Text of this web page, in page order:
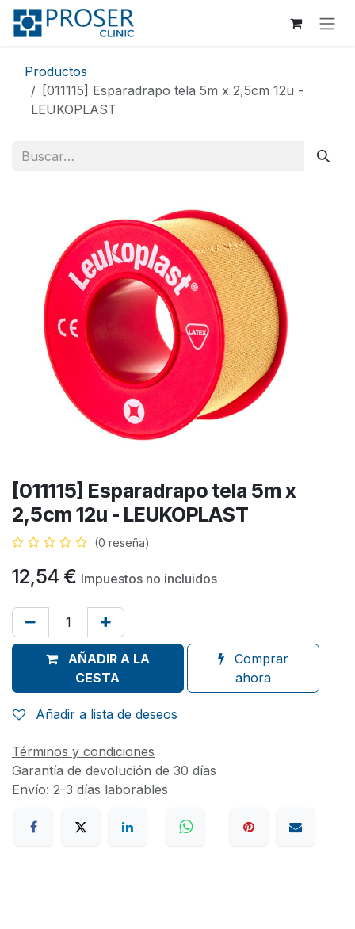
Ir al contenido
Productos
[011115] Esparadrapo tela 5m x 2,5cm 12u -
LEUKOPLAST
[011115] Esparadrapo tela 5m x
2,5cm 12u - LEUKOPLAST
(0 reseña)
12,54 € Impuestos no incluidos
AÑADIR A LA
CESTA
Comprar
ahora
Añadir a lista de deseos
Términos y condiciones
Garantía de devolución de 30 días
Envío: 2-3 días laborables